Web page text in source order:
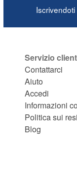
Servizio
Contattarci
Aiuto
Accedi
Informazioni
Politica sui resi
Blog